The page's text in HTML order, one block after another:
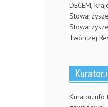
DECEM,
Twórczej
Kurator.info